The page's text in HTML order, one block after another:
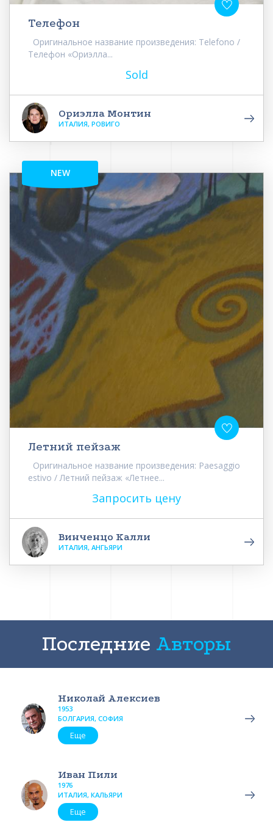
Телефон
Оригинальное название произведения: Telefono /
Телефон «Ориэлла...
Sold
Ориэлла Монтин
ИТАЛИЯ, РОВИГО
NEW
Летний пейзаж
Оригинальное название произведения: Paesaggio
estivo / Летний пейзаж «Летнее...
Запросить цену
Винченцо Калли
ИТАЛИЯ, АНГЬЯРИ
Последние Авторы
Николай Алексиев
1953
БОЛГАРИЯ, СОФИЯ
Еще
Иван Пили
1976
ИТАЛИЯ, КАЛЬЯРИ
Еще